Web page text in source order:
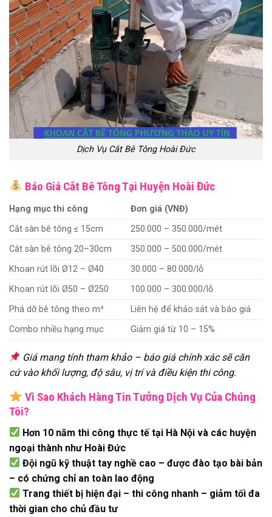
Dịch Vụ Cắt Bê Tông Hoài Đức
Báo Giá Cắt Bê Tông Tại Huyện Hoài Đức
Hạng mục thi công
Đơn giá (VNĐ)
Cắt sàn bê tông ≤ 15cm
250.000 – 350.000/mét
Cắt sàn bê tông 20–30cm
350.000 – 500.000/mét
Khoan rút lõi Ø12 – Ø40
30.000 – 80.000/lỗ
Khoan rút lõi Ø50 – Ø250
100.000 – 300.000/lỗ
Phá dỡ bê tông theo m³
Liên hệ để khảo sát và báo giá
Combo nhiều hạng mục
Giảm giá từ 10 – 15%
Giá mang tính tham khảo – báo giá chính xác sẽ căn
cứ vào khối lượng, độ sâu, vị trí và điều kiện thi công.
Vì Sao Khách Hàng Tin Tưởng Dịch Vụ Của Chúng
Tôi?
Hơn 10 năm thi công thực tế tại Hà Nội và các huyện
ngoại thành như Hoài Đức
Đội ngũ kỹ thuật tay nghề cao – được đào tạo bài bản
– có chứng chỉ an toàn lao động
Trang thiết bị hiện đại – thi công nhanh – giảm tối đa
thời gian cho chủ đầu tư